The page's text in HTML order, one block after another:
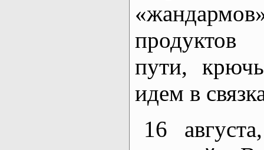
пути,
идем в
16